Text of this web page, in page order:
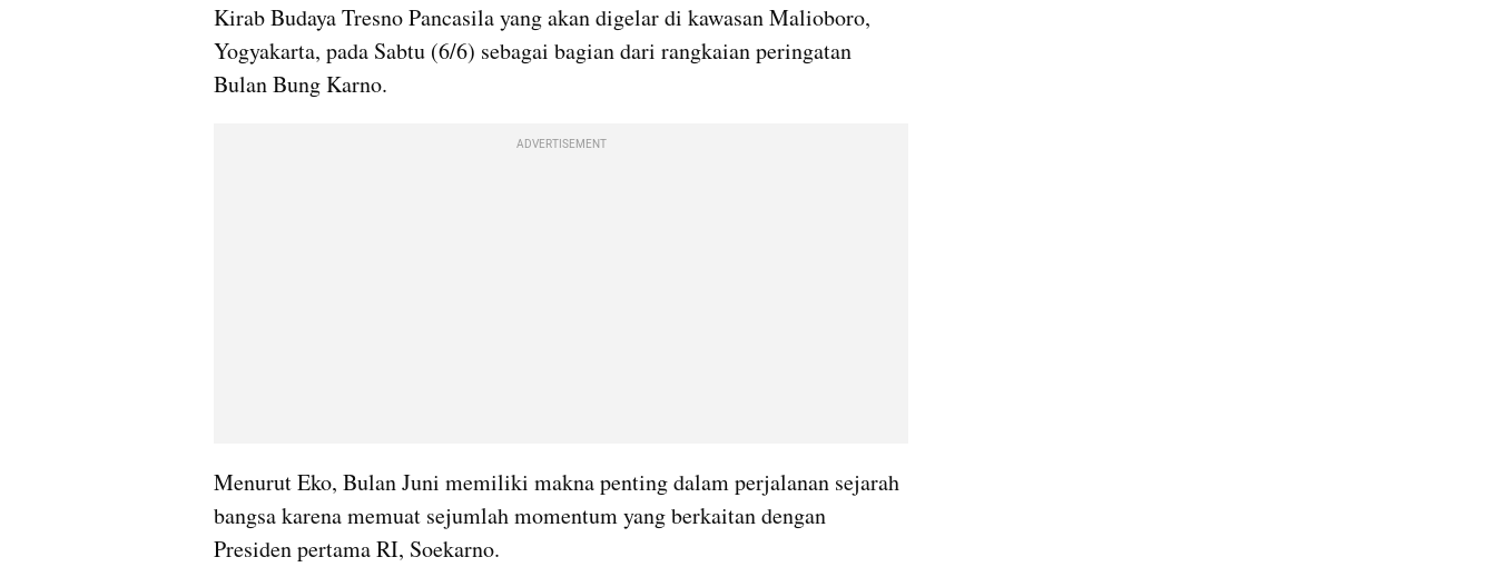
Kirab Budaya Tresno Pancasila yang akan digelar di kawasan Malioboro,
Yogyakarta, pada Sabtu (6/6) sebagai bagian dari rangkaian peringatan
Bulan Bung Karno.
ADVERTISEMENT
Menurut Eko, Bulan Juni memiliki makna penting dalam perjalanan sejarah
bangsa karena memuat sejumlah momentum yang berkaitan dengan
Presiden pertama RI, Soekarno.